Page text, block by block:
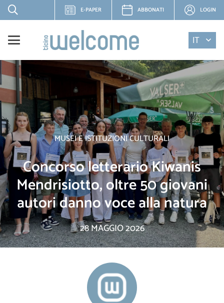
E-PAPER ABBONATI LOGIN
IT
MUSEI E ISTITUZIONI CULTURALI
Concorso letterario Kiwanis
Mendrisiotto, oltre 50 giovani
autori danno voce alla natura
28 MAGGIO 2026